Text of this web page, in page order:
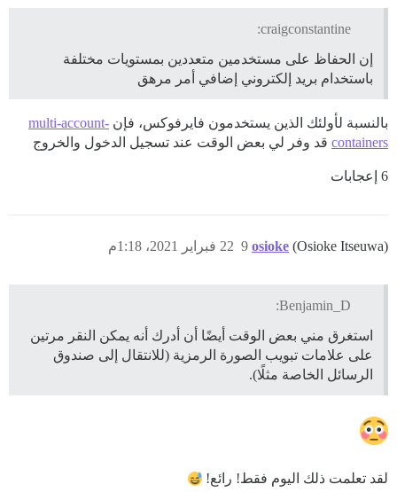
craigconstantine:
إن الحفاظ على مستخدمين متعددين بمستويات مختلفة
باستخدام بريد إلكتروني إضافي أمر مرهق
بالنسبة لأولئك الذين يستخدمون فايرفوكس، فإن multi-account-
containers قد وفر لي بعض الوقت عند تسجيل الدخول والخروج
6 إعجابات
osioke (Osioke Itseuwa) 22 فبراير 2021، 1:18م 9
Benjamin_D:
استغرق مني بعض الوقت أيضًا أن أدرك أنه يمكن النقر مرتين
على علامات تبويب الصورة الرمزية (للانتقال إلى صندوق
الرسائل الخاصة مثلًا).
لقد تعلمت ذلك اليوم فقط! رائع!